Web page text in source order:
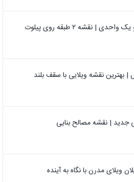
| نقشه ۲ طبقه روی پیلوت
بهترین نقشه ویلایی با سقف بلند
جدید | نقشه مصالح بنایی
ویلای مدرن با نگاه به آینده